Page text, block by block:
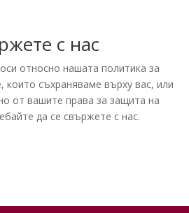
с нас
относно нашата политика за
които съхраняваме върху вас, или
от вашите права за защита на
да се свържете с нас.